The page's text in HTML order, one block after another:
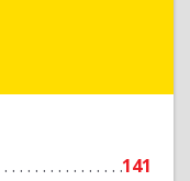
141
Калининград г,